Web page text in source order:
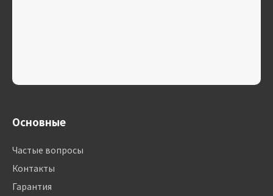
Основные
Частые вопросы
Контакты
Гарантия